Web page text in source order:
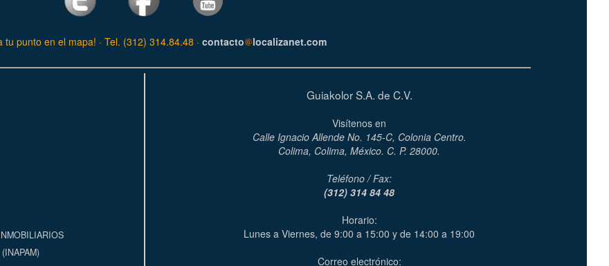
tu punto en el mapa! · Tel. (312) 314.84.48 · contacto localizanet.com
Guiakolor S.A. de C.V.
Visítenos en
Calle Ignacio Allende No. 145-C, Colonia Centro.
Colima, Colima, México. C. P. 28000.
Teléfono / Fax:
(312) 314 84 48
Horario:
Lunes a Viernes, de 9:00 a 15:00 y de 14:00 a 19:00
Correo electrónico: